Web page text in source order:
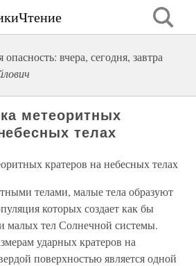
вчера, сегодня, завтра
метеоритных
телах
кратеров на небесных телах
телами, малые тела образуют
которых создает как бы
малых тел Солнечной системы.
ударных кратеров на
поверхностью является одной